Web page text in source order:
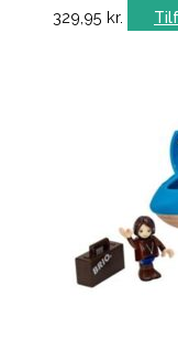
329,95 kr.